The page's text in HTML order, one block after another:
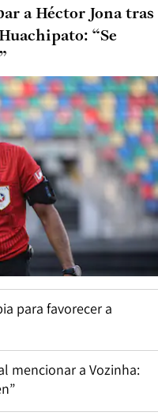
a Héctor Jona tras
“Se
para favorecer a
mencionar a Vozinha: